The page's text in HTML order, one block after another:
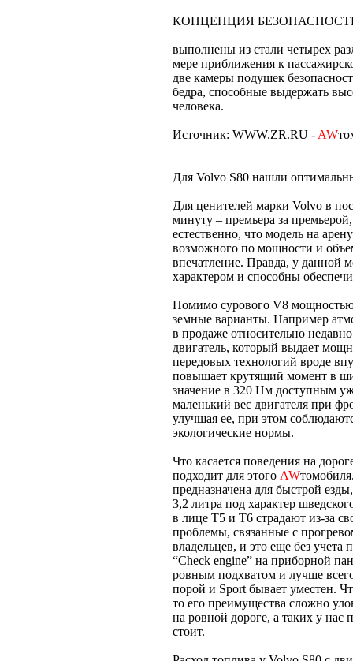
КОНЦЕПЦИЯ
выполнены из стали четырех
мере приближения к
две камеры подушек
бедра, способные выдержать
человека.
Источник: WWW.ZR.RU - AW
Для Volvo S80 нашли
Для ценителей марки Volvo в
минуту – премьера за
естественно, что модель на
возможного по мощности и
впечатление. Правда, у данной
характером и способны
Помимо сурового V8 мощностью
земные варианты. Например
в продаже относительно
двигатель, который выдает
передовых технологий вроде
повышает крутящий момент в
значение в 320 Нм доступным
маленький вес двигателя при
улучшая ее, при этом
экологические нормы.
Что касается поведения на
подходит для этого AW
предназначена для быстрой
3,2 литра под характер
в лице T5 и T6 страдают из-за
проблемы, связанные с
владельцев, и это еще без учета
“Check engine” на приборной
ровным подхватом и лучше
порой и Sport бывает уместен.
то его преимущества сложно
на ровной дороге, а таких у нас
стоит.